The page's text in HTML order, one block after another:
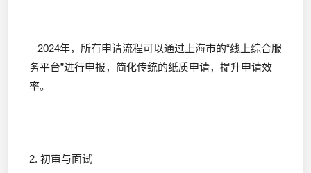
2024年，所有申请流程可以通过上海市的“线上综合服
务平台”进行申报，简化传统的纸质申请，提升申请效
率。
2. 初审与面试